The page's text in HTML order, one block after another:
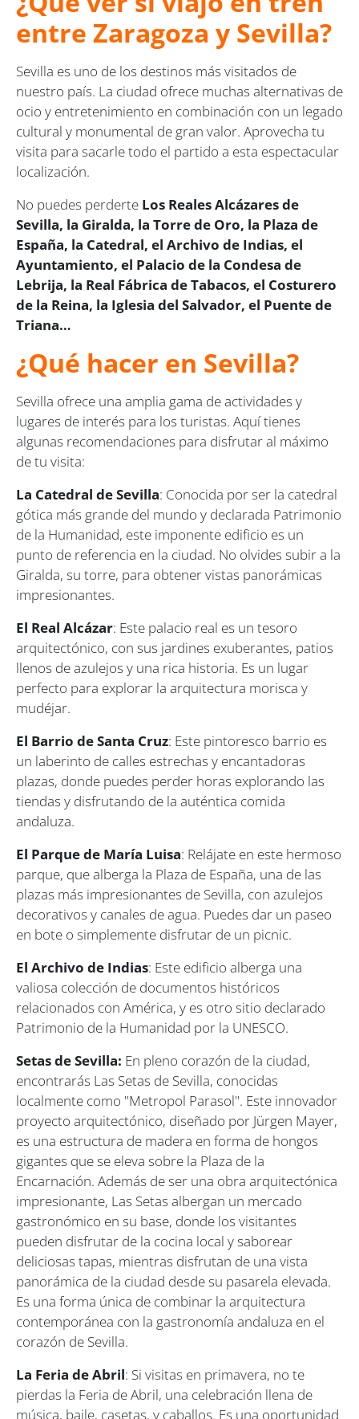
entre Zaragoza y Sevilla?
Sevilla es uno de los destinos más visitados de
nuestro país. La ciudad ofrece muchas alternativas de
ocio y entretenimiento en combinación con un legado
cultural y monumental de gran valor. Aprovecha tu
visita para sacarle todo el partido a esta espectacular
localización.
No puedes perderte Los Reales Alcázares de
Sevilla, la Giralda, la Torre de Oro, la Plaza de
España, la Catedral, el Archivo de Indias, el
Ayuntamiento, el Palacio de la Condesa de
Lebrija, la Real Fábrica de Tabacos, el Costurero
de la Reina, la Iglesia del Salvador, el Puente de
Triana…
¿Qué hacer en Sevilla?
Sevilla ofrece una amplia gama de actividades y
lugares de interés para los turistas. Aquí tienes
algunas recomendaciones para disfrutar al máximo
de tu visita:
La Catedral de Sevilla: Conocida por ser la catedral
gótica más grande del mundo y declarada Patrimonio
de la Humanidad, este imponente edificio es un
punto de referencia en la ciudad. No olvides subir a la
Giralda, su torre, para obtener vistas panorámicas
impresionantes.
El Real Alcázar: Este palacio real es un tesoro
arquitectónico, con sus jardines exuberantes, patios
llenos de azulejos y una rica historia. Es un lugar
perfecto para explorar la arquitectura morisca y
mudéjar.
El Barrio de Santa Cruz: Este pintoresco barrio es
un laberinto de calles estrechas y encantadoras
plazas, donde puedes perder horas explorando las
tiendas y disfrutando de la auténtica comida
andaluza.
El Parque de María Luisa: Relájate en este hermoso
parque, que alberga la Plaza de España, una de las
plazas más impresionantes de Sevilla, con azulejos
decorativos y canales de agua. Puedes dar un paseo
en bote o simplemente disfrutar de un picnic.
El Archivo de Indias: Este edificio alberga una
valiosa colección de documentos históricos
relacionados con América, y es otro sitio declarado
Patrimonio de la Humanidad por la UNESCO.
Setas de Sevilla: En pleno corazón de la ciudad,
encontrarás Las Setas de Sevilla, conocidas
localmente como "Metropol Parasol". Este innovador
proyecto arquitectónico, diseñado por Jürgen Mayer,
es una estructura de madera en forma de hongos
gigantes que se eleva sobre la Plaza de la
Encarnación. Además de ser una obra arquitectónica
impresionante, Las Setas albergan un mercado
gastronómico en su base, donde los visitantes
pueden disfrutar de la cocina local y saborear
deliciosas tapas, mientras disfrutan de una vista
panorámica de la ciudad desde su pasarela elevada.
Es una forma única de combinar la arquitectura
contemporánea con la gastronomía andaluza en el
corazón de Sevilla.
La Feria de Abril: Si visitas en primavera, no te
pierdas la Feria de Abril, una celebración llena de
música, baile, casetas, y caballos. Es una oportunidad